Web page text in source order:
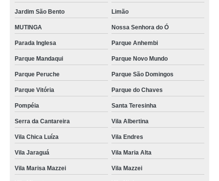
Jardim São Bento Limão
MUTINGA Nossa Senhora do Ó
Parada Inglesa Parque Anhembi
Parque Mandaqui Parque Novo Mundo
Parque Peruche Parque São Domingos
Parque Vitória Parque do Chaves
Pompéia Santa Teresinha
Serra da Cantareira Vila Albertina
Vila Chica Luíza Vila Endres
Vila Jaraguá Vila Maria Alta
Vila Marisa Mazzei Vila Mazzei